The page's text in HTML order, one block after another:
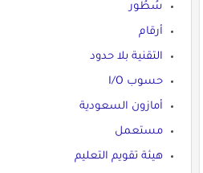
سُطُور
أرقام
التقنية بلا حدود
حسوب I/O
أمازون السعودية
مستعمل
هيئة تقويم التعليم